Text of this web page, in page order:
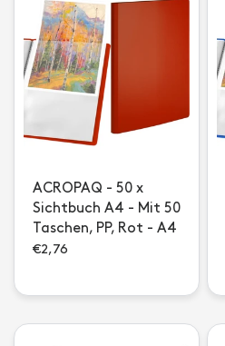
ACROPAQ - 50 x
Sichtbuch A4 - Mit 50
Taschen, PP, Rot - A4
€2,76